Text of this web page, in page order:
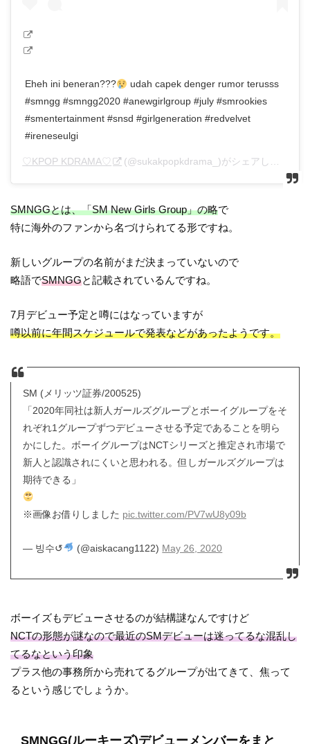
Eheh ini beneran???
udah capek denger rumor terusss
#smngg #smngg2020 #anewgirlgroup #july #smrookies
#smentertainment #snsd #girlgeneration #redvelvet
#ireneseulgi
♡KPOP KDRAMA♡ (@sukakpopkdrama_)がシェアした投稿 –
SMNGGとは、「SM New Girls Group」の略で
特に海外のファンから名づけられてる形ですね。
新しいグループの名前がまだ決まっていないので
略語でSMNGGと記載されているんですね。
7月デビュー予定と噂にはなっていますが
噂以前に年間スケジュールで発表などがあったようです。
SM (メリッツ証券/200525)
「2020年同社は新人ガールズグループとボーイグループをそ
れぞれ1グループずつデビューさせる予定であることを明ら
かにした。ボーイグループはNCTシリーズと推定され市場で
新人と認識されにくいと思われる。但しガールズグループは
期待できる」
※画像お借りしました pic.twitter.com/PV7wU8y09b
— 빙수↺ (@aiskacang1122) May 26, 2020
ボーイズもデビューさせるのが結構謎なんですけど
NCTの形態が謎なので最近のSMデビューは迷ってるな混乱し
てるなという印象
プラス他の事務所から売れてるグループが出てきて、焦って
るという感じでしょうか。
SMNGG(ルーキーズ)デビューメンバーをまと